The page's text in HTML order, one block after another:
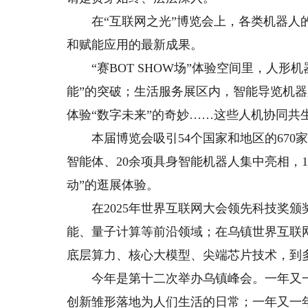
在“互联网之光”博览会上，各类机器人
和赋能应用的最新成果。
“赛BOT SHOW场”体验空间里，人形机
能”的突破；生活服务展区内，智能导览机
体验“数字未来”的奇妙……这些人机协同共
本届博览会吸引54个国家和地区的670家
智能体、20余项具身智能机器人集中亮相
动”的逛展体验。
在2025年世界互联网大会领先科技奖颁
能、量子计算等前沿领域；在乌镇世界互
底层算力、核心大模型、尖端芯片技术，
今年是第十二次举办乌镇峰会。一年又
创新雏形落地为人们生活的日常；一年又